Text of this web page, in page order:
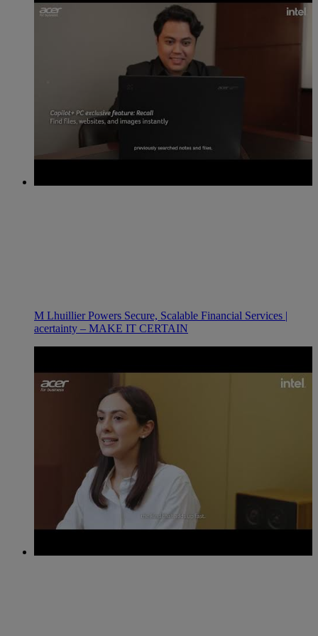
M Lhuillier Powers Secure, Scalable Financial Services |
acertainty – MAKE IT CERTAIN